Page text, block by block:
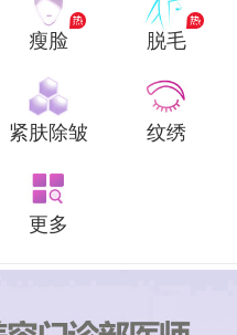
瘦脸 脱毛
紧肤除皱 纹绣
更多